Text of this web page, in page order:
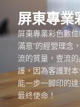
至
主
容
屏東專業
屏東專業彩色數
滿意”的經營理念
流的質量，壹流
護，因為客護對
能一步一脚印的
最終使命！